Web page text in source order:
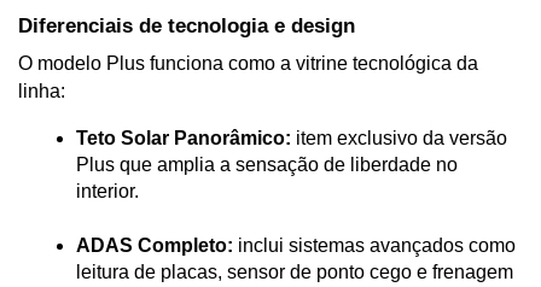
Diferenciais de tecnologia e design
O modelo Plus funciona como a vitrine tecnológica da
linha:
Teto Solar Panorâmico: item exclusivo da versão
Plus que amplia a sensação de liberdade no
interior.
ADAS Completo: inclui sistemas avançados como
leitura de placas, sensor de ponto cego e frenagem